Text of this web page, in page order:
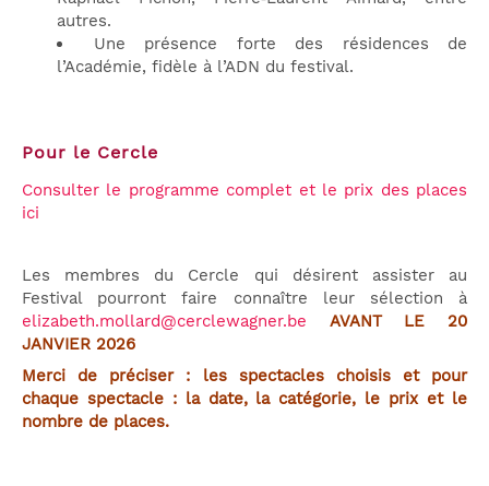
autres.
Une présence forte des résidences de
l’Académie, fidèle à l’ADN du festival.
Pour le Cercle
Consulter le programme complet et le prix des places
ici
Les membres du Cercle qui désirent assister au
Festival pourront faire connaître leur sélection à
elizabeth.mollard@cerclewagner.be
AVANT LE 20
JANVIER 2026
Merci de préciser : les spectacles choisis et pour
chaque spectacle : la date, la catégorie, le prix et le
nombre de places.